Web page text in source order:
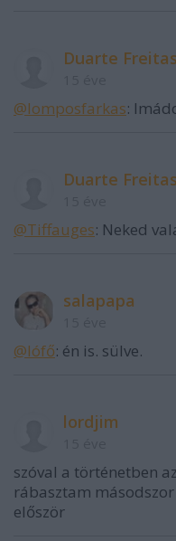
Duarte
@lomposfarkas:
Duarte
@Tiffauges: Neked
salapapa
@lófő: én is. sülve.
lordjim
szóval a történetben
rábasztam
először